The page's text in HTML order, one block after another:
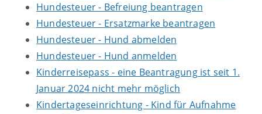
Hundesteuer - Befreiung beantragen
Hundesteuer - Ersatzmarke beantragen
Hundesteuer - Hund abmelden
Hundesteuer - Hund anmelden
Kinderreisepass - eine Beantragung ist seit 1.
Januar 2024 nicht mehr möglich
Kindertageseinrichtung - Kind für Aufnahme